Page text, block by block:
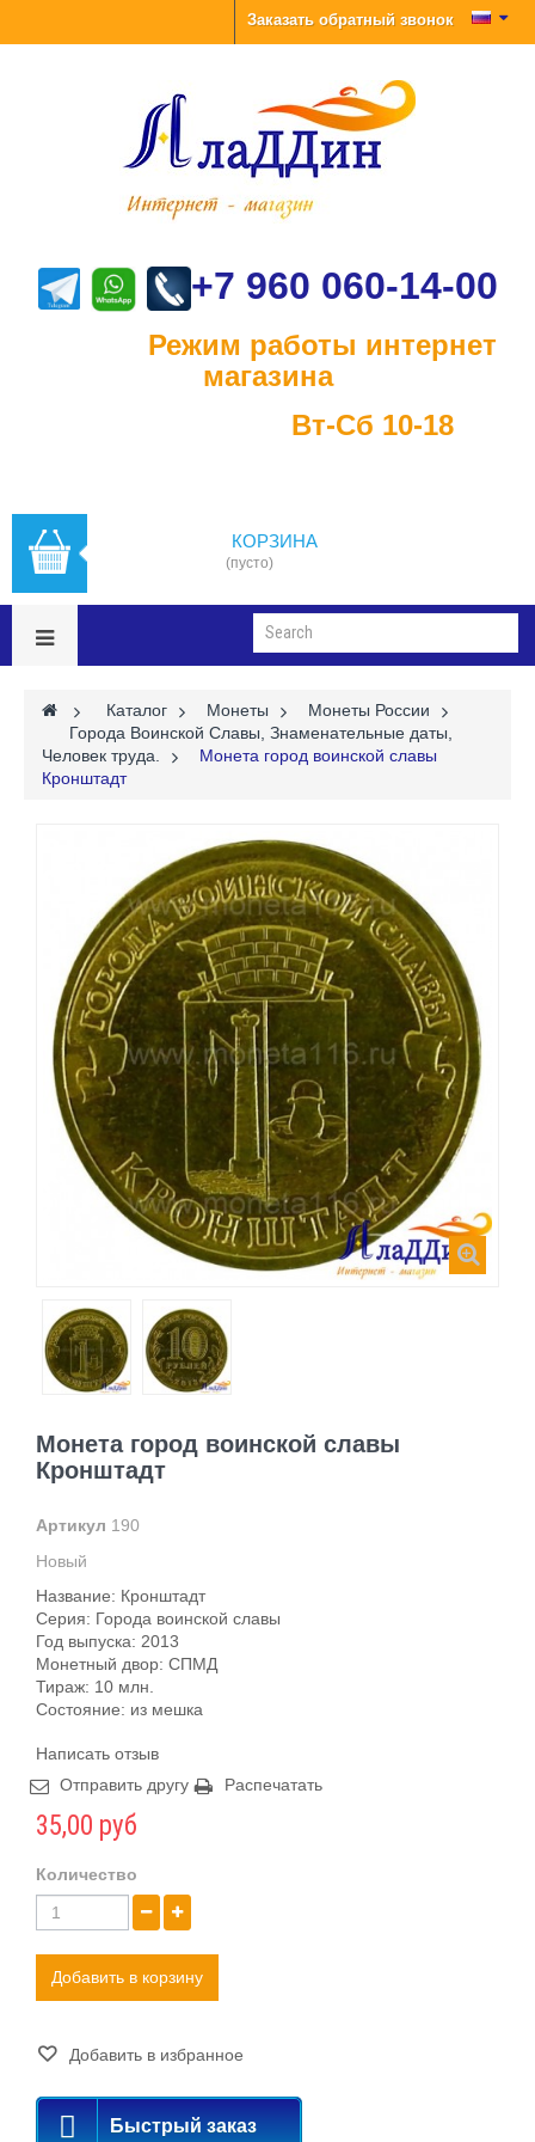
Заказать обратный звонок
+7 960 060-14-00
Режим работы интернет
магазина
Вт-Сб 10-18
КОРЗИНА
(пусто)
> Каталог > Монеты >
Монеты России
Города Воинской Славы, Знаменательные даты,
Человек труда.
>
Монета город воинской славы
Кронштадт
Монета город воинской славы
Кронштадт
Артикул 190
Новый
Название: Кронштадт
Серия: Города воинской славы
Год выпуска: 2013
Монетный двор: СПМД
Тираж: 10 млн.
Состояние: из мешка
Написать отзыв
Отправить другу
Распечатать
35,00 руб
Количество
Добавить в корзину
Добавить в избранное
Быстрый заказ